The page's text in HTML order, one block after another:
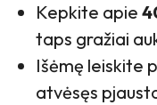
Kepkite apie
taps gražiai
Išėmę leiskite
atvėsęs